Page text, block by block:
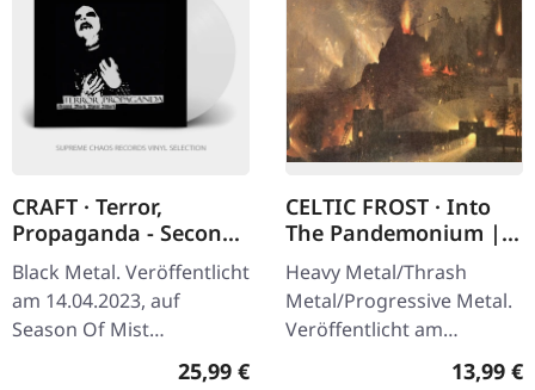
CRAFT · Terror,
Propaganda - Second
Black Metal Attack |
CRYSTAL CLEAR LP
Black Metal. Veröffentlicht
am 14.04.2023, auf
Season Of Mist
Underground Activists.Regulärer Preis:
25,99 €
CELTIC FROST · Into
The Pandemonium |
DIGIPAK CD
Heavy Metal/Thrash
Metal/Progressive Metal.
Veröffentlicht am
26.04.2019, auf Noise. CD
13,99 €